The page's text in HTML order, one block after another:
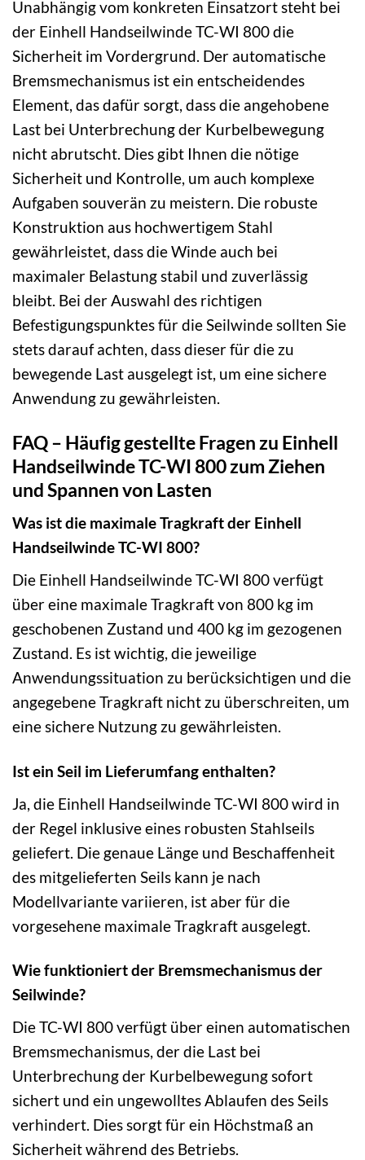
Unabhängig vom konkreten Einsatzort steht bei
der Einhell Handseilwinde TC-WI 800 die
Sicherheit im Vordergrund. Der automatische
Bremsmechanismus ist ein entscheidendes
Element, das dafür sorgt, dass die angehobene
Last bei Unterbrechung der Kurbelbewegung
nicht abrutscht. Dies gibt Ihnen die nötige
Sicherheit und Kontrolle, um auch komplexe
Aufgaben souverän zu meistern. Die robuste
Konstruktion aus hochwertigem Stahl
gewährleistet, dass die Winde auch bei
maximaler Belastung stabil und zuverlässig
bleibt. Bei der Auswahl des richtigen
Befestigungspunktes für die Seilwinde sollten Sie
stets darauf achten, dass dieser für die zu
bewegende Last ausgelegt ist, um eine sichere
Anwendung zu gewährleisten.
FAQ – Häufig gestellte Fragen zu Einhell
Handseilwinde TC-WI 800 zum Ziehen
und Spannen von Lasten
Was ist die maximale Tragkraft der Einhell
Handseilwinde TC-WI 800?
Die Einhell Handseilwinde TC-WI 800 verfügt
über eine maximale Tragkraft von 800 kg im
geschobenen Zustand und 400 kg im gezogenen
Zustand. Es ist wichtig, die jeweilige
Anwendungssituation zu berücksichtigen und die
angegebene Tragkraft nicht zu überschreiten, um
eine sichere Nutzung zu gewährleisten.
Ist ein Seil im Lieferumfang enthalten?
Ja, die Einhell Handseilwinde TC-WI 800 wird in
der Regel inklusive eines robusten Stahlseils
geliefert. Die genaue Länge und Beschaffenheit
des mitgelieferten Seils kann je nach
Modellvariante variieren, ist aber für die
vorgesehene maximale Tragkraft ausgelegt.
Wie funktioniert der Bremsmechanismus der
Seilwinde?
Die TC-WI 800 verfügt über einen automatischen
Bremsmechanismus, der die Last bei
Unterbrechung der Kurbelbewegung sofort
sichert und ein ungewolltes Ablaufen des Seils
verhindert. Dies sorgt für ein Höchstmaß an
Sicherheit während des Betriebs.